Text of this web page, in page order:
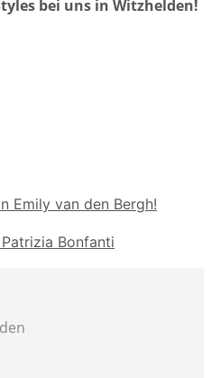
bei uns in Witzhelden!
Emily van den Bergh!
Patrizia Bonfanti